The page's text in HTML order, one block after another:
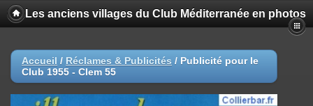
Les anciens villages du Club Méditerranée en photos
Accueil / Réclames & Publicités / Publicité pour le
Club 1955 - Clem 55